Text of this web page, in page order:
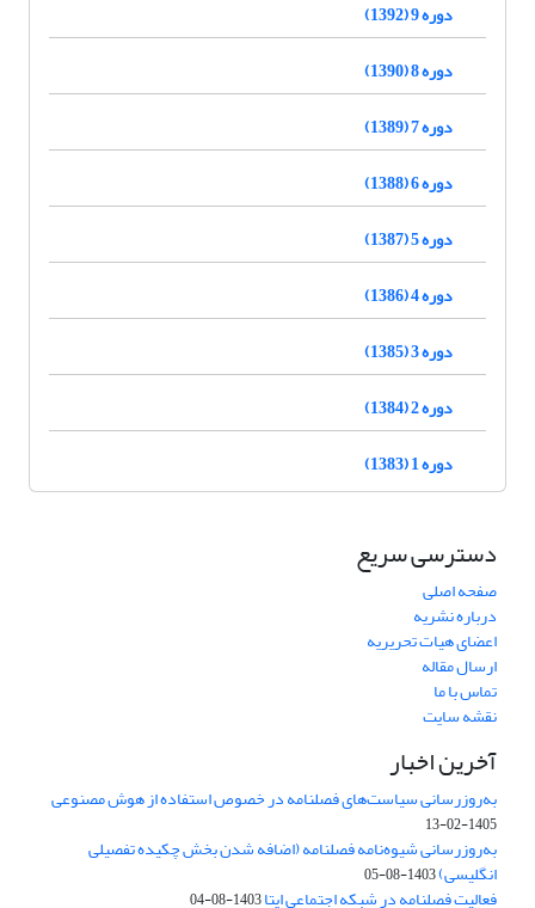
دوره 9 (1392)
دوره 8 (1390)
دوره 7 (1389)
دوره 6 (1388)
دوره 5 (1387)
دوره 4 (1386)
دوره 3 (1385)
دوره 2 (1384)
دوره 1 (1383)
دسترسی سریع
صفحه اصلی
درباره نشریه
اعضای هیات تحریریه
ارسال مقاله
تماس با ما
نقشه سایت
آخرین اخبار
به‌روزرسانی سیاست‌های فصلنامه در خصوص استفاده از هوش مصنوعی
1405-02-13
به‌روزرسانی شیوه‌نامه فصلنامه (اضافه شدن بخش چکیده تفصیلی
انگلیسی)1403-08-05
فعالیت فصلنامه در شبکه اجتماعی ایتا1403-08-04